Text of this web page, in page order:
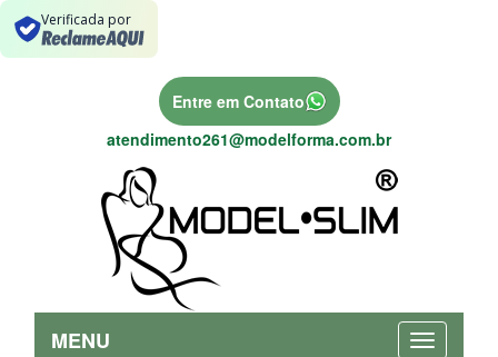
Verificada por
Entre em Contato
atendimento261@modelforma.com.br
MENU